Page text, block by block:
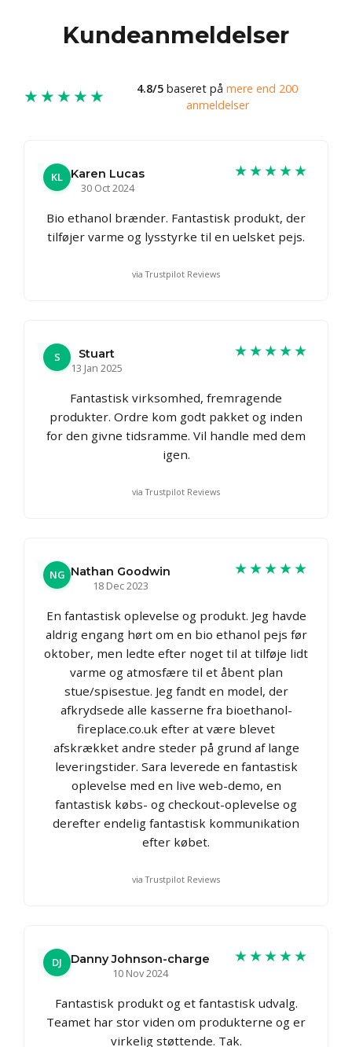
Kundeanmeldelser
★★★★★ 4.8/5 baseret på mere end 200
anmeldelser
KL
Karen Lucas
30 Oct 2024
★★★★★
Bio ethanol brænder. Fantastisk produkt, der
tilføjer varme og lysstyrke til en uelsket pejs.
via Trustpilot Reviews
S
Stuart
13 Jan 2025
★★★★★
Fantastisk virksomhed, fremragende
produkter. Ordre kom godt pakket og inden
for den givne tidsramme. Vil handle med dem
igen.
via Trustpilot Reviews
NG Nathan Goodwin
18 Dec 2023
★★★★★
En fantastisk oplevelse og produkt. Jeg havde
aldrig engang hørt om en bio ethanol pejs før
oktober, men ledte efter noget til at tilføje lidt
varme og atmosfære til et åbent plan
stue/spisestue. Jeg fandt en model, der
afkrydsede alle kasserne fra bioethanol-
fireplace.co.uk efter at være blevet
afskrækket andre steder på grund af lange
leveringstider. Sara leverede en fantastisk
oplevelse med en live web-demo, en
fantastisk købs- og checkout-oplevelse og
derefter endelig fantastisk kommunikation
efter købet.
via Trustpilot Reviews
DJ
Danny Johnson-charge
10 Nov 2024
★★★★★
Fantastisk produkt og et fantastisk udvalg.
Teamet har stor viden om produkterne og er
virkelig støttende. Tak.